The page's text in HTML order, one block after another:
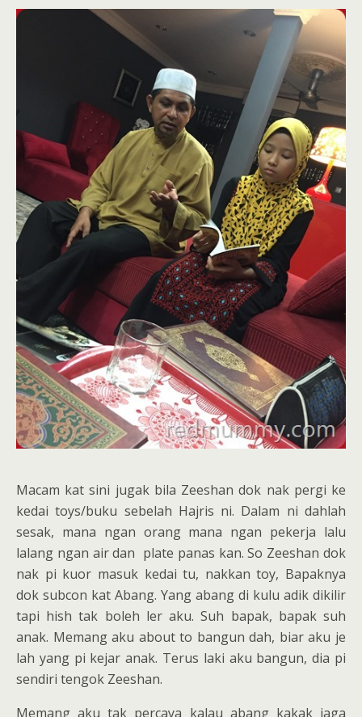
Macam kat sini jugak bila Zeeshan dok nak pergi ke
kedai toys/buku sebelah Hajris ni. Dalam ni dahlah
sesak, mana ngan orang mana ngan pekerja lalu
lalang ngan air dan plate panas kan. So Zeeshan dok
nak pi kuor masuk kedai tu, nakkan toy, Bapaknya
dok subcon kat Abang. Yang abang di kulu adik dikilir
tapi hish tak boleh ler aku. Suh bapak, bapak suh
anak. Memang aku about to bangun dah, biar aku je
lah yang pi kejar anak. Terus laki aku bangun, dia pi
sendiri tengok Zeeshan.
Memang aku tak percaya kalau abang kakak jaga